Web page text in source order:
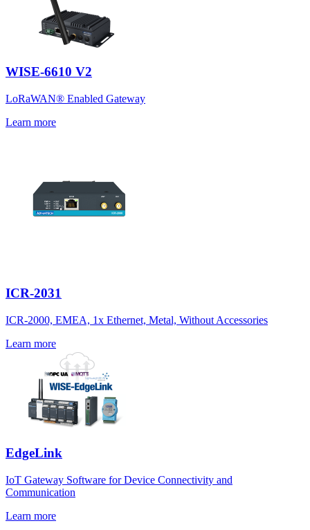
WISE-6610 V2
LoRaWAN® Enabled Gateway
Learn more
ICR-2031
ICR-2000, EMEA, 1x Ethernet, Metal, Without Accessories
Learn more
EdgeLink
IoT Gateway Software for Device Connectivity and
Communication
Learn more